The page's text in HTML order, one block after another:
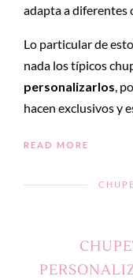
adapta a diferentes
Lo particular de
nada los típicos
personalizarlos ,
hacen exclusivos y
READ MORE